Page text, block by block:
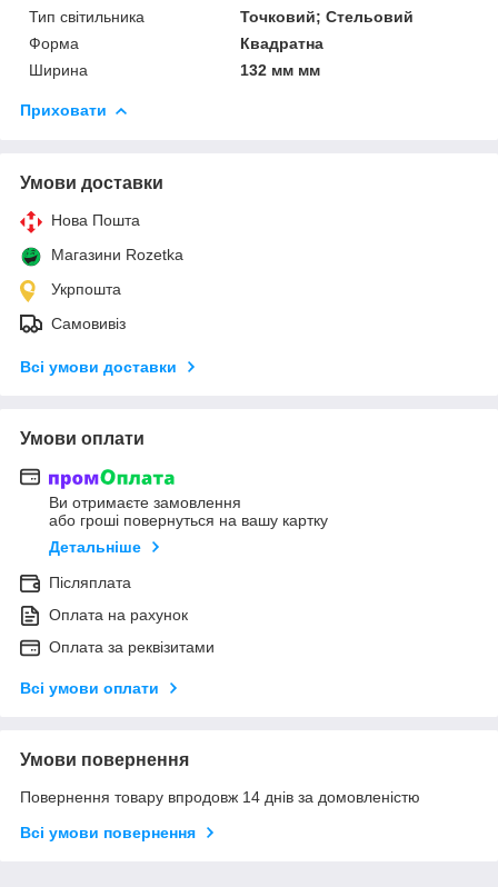
Тип світильника
Точковий; Стельовий
Форма
Квадратна
Ширина
132 мм мм
Приховати
Умови доставки
Нова Пошта
Магазини Rozetka
Укрпошта
Самовивіз
Всі умови доставки
Умови оплати
Ви отримаєте замовлення
або гроші повернуться на вашу картку
Детальніше
Післяплата
Оплата на рахунок
Оплата за реквізитами
Всі умови оплати
Умови повернення
Повернення товару впродовж 14 днів за домовленістю
Всі умови повернення